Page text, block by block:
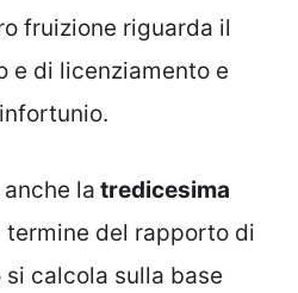
fruizione riguarda il
e di licenziamento e
la tredicesima
termine del rapporto di
si calcola sulla base